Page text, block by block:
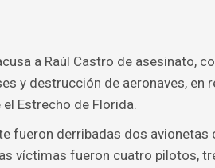
a Raúl Castro de asesinato,
y destrucción de aeronaves,
Estrecho de Florida.
fueron derribadas dos
víctimas fueron cuatro pilotos,